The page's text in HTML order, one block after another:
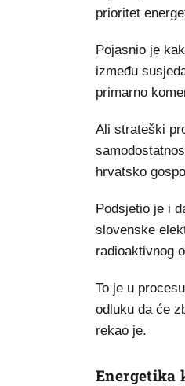
prioritet
Pojasnio je
između
primarno
Ali strateški
hrvatsko
Podsjetio je i
slovenske
radioaktivnog
To je u
odluku da će
rekao je.
Energetika